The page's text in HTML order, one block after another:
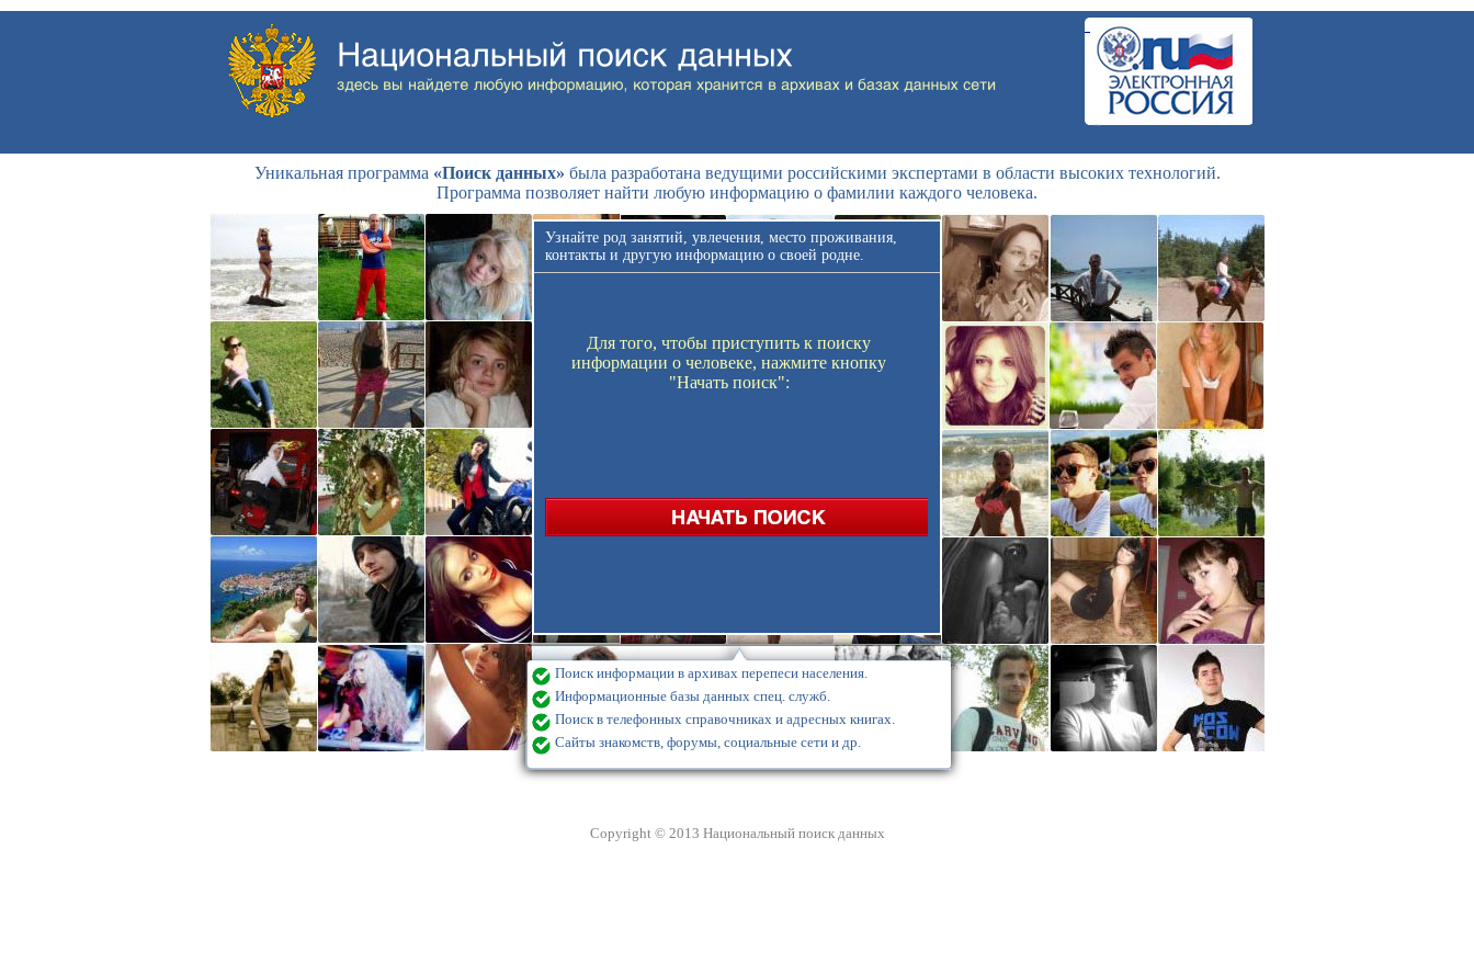
Уникальная программа «Поиск данных» была разработана ведущими российскими экспертами в области высоких технологий.
Программа позволяет найти любую информацию о фамилии каждого человека.
Узнайте род занятий, увлечения, место проживания,
контакты и другую информацию о своей родне.
Для того, чтобы приступить к поиску
информации о человеке, нажмите кнопку
"Начать поиск":
Поиск информации в архивах перепеси населения.
Информационные базы данных спец. служб.
Поиск в телефонных справочниках и адресных книгах.
Сайты знакомств, форумы, социальные сети и др.
Copyright © 2013 Национальный поиск данных